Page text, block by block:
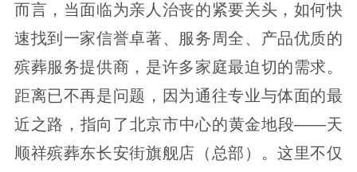
而言，当面临为亲人治丧的紧要关头，如何快
速找到一家信誉卓著、服务周全、产品优质的
殡葬服务提供商，是许多家庭最迫切的需求。
距离已不再是问题，因为通往专业与体面的最
近之路，指向了北京市中心的黄金地段——天
顺祥殡葬东长安街旗舰店（总部）。这里不仅